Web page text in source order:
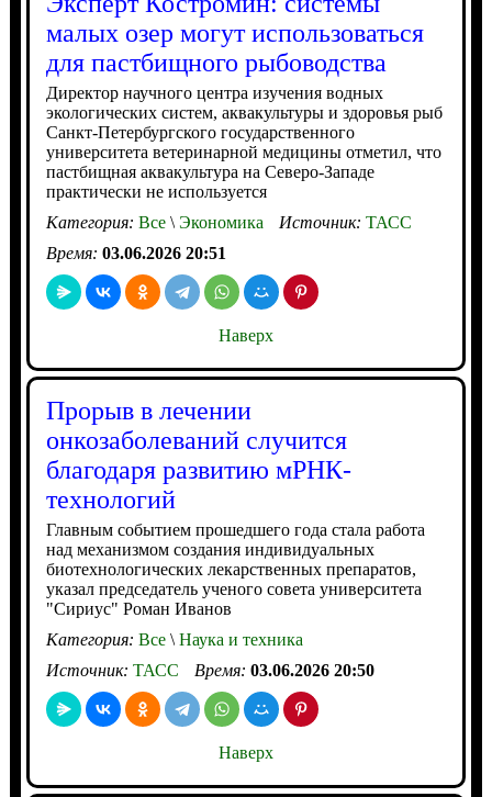
малых озер могут использоваться
для пастбищного рыбоводства
Директор научного центра изучения водных
экологических систем, аквакультуры и здоровья рыб
Санкт-Петербургского государственного
университета ветеринарной медицины отметил, что
пастбищная аквакультура на Северо-Западе
практически не используется
Категория: Все\Экономика Источник: ТАСС
Время: 03.06.2026 20:51
Наверх
Прорыв в лечении
онкозаболеваний случится
благодаря развитию мРНК-
технологий
Главным событием прошедшего года стала работа
над механизмом создания индивидуальных
биотехнологических лекарственных препаратов,
указал председатель ученого совета университета
"Сириус" Роман Иванов
Категория: Все\Наука и техника
Источник: ТАСС Время: 03.06.2026 20:50
Наверх